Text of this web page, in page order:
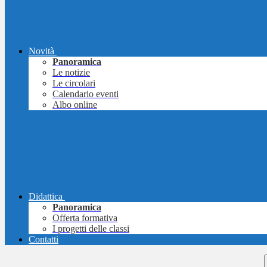
Novità
Panoramica
Le notizie
Le circolari
Calendario eventi
Albo online
Didattica
Panoramica
Offerta formativa
I progetti delle classi
Contatti